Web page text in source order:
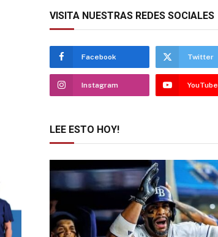
VISITA NUESTRAS REDES SOCIALES
Facebook Twitter
Instagram YouTube
LEE ESTO HOY!